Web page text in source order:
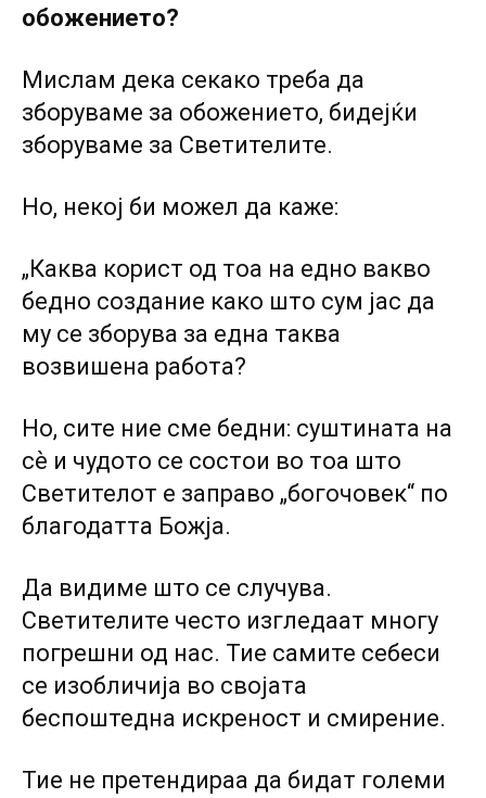
обожението?
Мислам дека секако треба да
зборуваме за обожението, бидејќи
зборуваме за Светителите.
Но, некој би можел да каже:
„Каква корист од тоа на едно вакво
бедно создание како што сум јас да
му се зборува за една таква
возвишена работа?
Но, сите ние сме бедни: суштината на
сѐ и чудото се состои во тоа што
Светителот е заправо „богочовек“ по
благодатта Божја.
Да видиме што се случува.
Светителите често изгледаат многу
погрешни од нас. Тие самите себеси
се изобличија во својата
беспоштедна искреност и смирение.
Тие не претендираа да бидат големи